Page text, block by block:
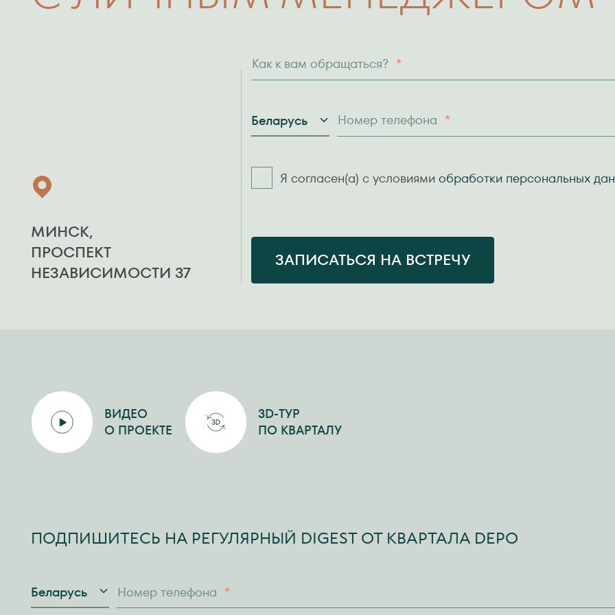
Как к вам обращаться? *
Беларусь Номер телефона *
Я согласен(а) с условиямиобработки персональных
ЗАПИСАТЬСЯ НА ВСТРЕЧУ
МИНСК,
ПРОСПЕКТ
НЕЗАВИСИМОСТИ 37
ВИДЕО
О ПРОЕКТЕ
3D-ТУР
ПО КВАРТАЛУ
ПОДПИШИТЕСЬ НА РЕГУЛЯРНЫЙ DIGEST ОТ КВАРТАЛА DEPO
Беларусь Номер телефона *